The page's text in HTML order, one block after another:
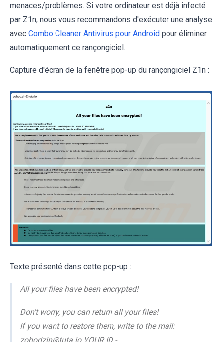
menaces/problèmes. Si votre ordinateur est déjà infecté
par Z1n, nous vous recommandons d'exécuter une analyse
avec Combo Cleaner Antivirus pour Android pour éliminer
automatiquement ce rançongiciel.
Capture d'écran de la fenêtre pop-up du rançongiciel Z1n :
Texte présenté dans cette pop-up :
All your files have been encrypted!
Don't worry, you can return all your files!
If you want to restore them, write to the mail:
zohodzin@tuta.io YOUR ID -